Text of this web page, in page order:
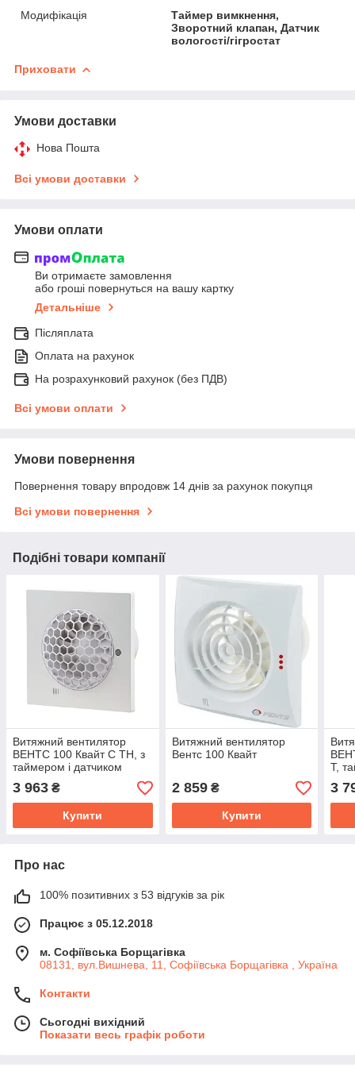
Модифікація
Таймер вимкнення,
Зворотний клапан, Датчик
вологості/гігростат
Приховати
Умови доставки
Нова Пошта
Всі умови доставки
Умови оплати
Ви отримаєте замовлення
або гроші повернуться на вашу картку
Детальніше
Післяплата
Оплата на рахунок
На розрахунковий рахунок (без ПДВ)
Всі умови оплати
Умови повернення
Повернення товару впродовж 14 днів за рахунок покупця
Всі умови повернення
Подібні товари компанії
Витяжний вентилятор
ВЕНТС 100 Квайт C TH, з
таймером і датчиком
3 963 ₴
Купити
Витяжний вентилятор
Вентс 100 Квайт
2 859₴
Купити
Т,
3
Про нас
100% позитивних з 53 відгуків за рік
Працює з 05.12.2018
м. Софіївська Борщагівка
08131, вул.Вишнева, 11, Софіївська Борщагівка , Україна
Контакти
Сьогодні вихідний
Показати весь графік роботи